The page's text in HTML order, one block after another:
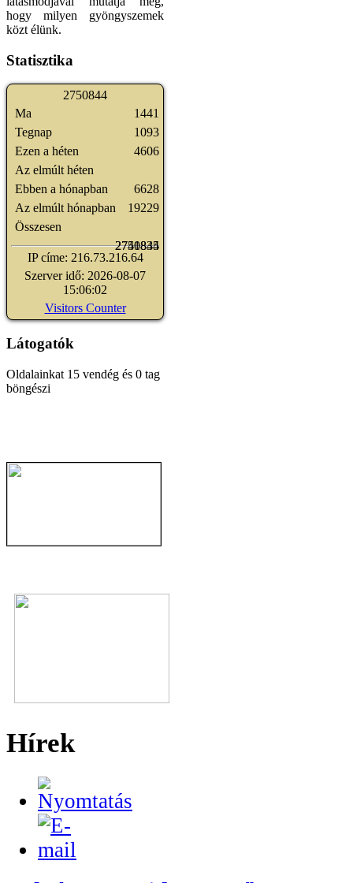
hogy milyen gyöngyszemek
közt élünk.
Statisztika
2750844
Ma
Tegnap
Ezen a héten
Az elmúlt héten
Ebben a hónapban
Az elmúlt hónapban
Összesen
1441
1093
4606
2741835
6628
19229
2750844
IP címe: 216.73.216.64
Szerver idő: 2026-08-07
15:06:02
Visitors Counter
Látogatók
Oldalainkat 15 vendég és 0 tag
böngészi
Hírek